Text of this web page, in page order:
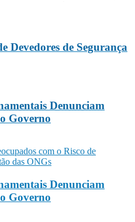
Devedores de Segurança
Denunciam
Governo
Denunciam
Governo